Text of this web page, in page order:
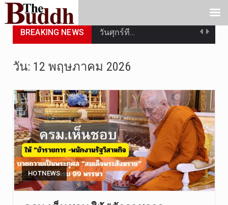
BREAKING NEWS วันศุกร์ที…
เมื่อวันที…
“สมเด็จเกี…
วันที่ 7 ส…
วัดสระเกศ …
วัน: 12 พฤษภาคม 2026
HOTNEWS